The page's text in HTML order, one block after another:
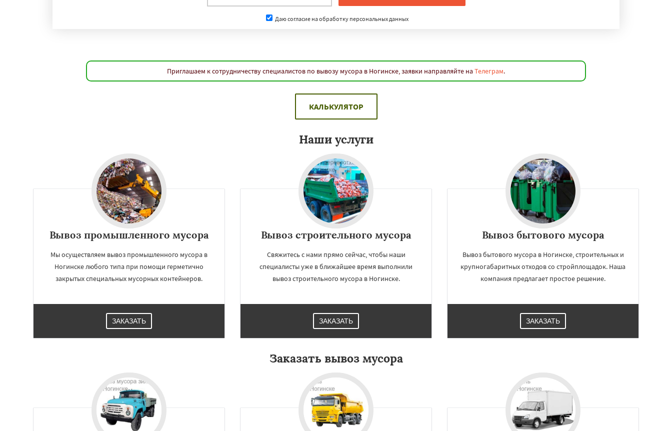
Даю согласие на обработку персональных данных
Приглашаем к сотрудничеству специалистов по вывозу мусора в Ногинске, заявки направляйте на Телеграм.
КАЛЬКУЛЯТОР
Наши услуги
Вывоз промышленного мусора
Мы осуществляем вывоз промышленного мусора в
Ногинске любого типа при помощи герметично
закрытых специальных мусорных контейнеров.
ЗАКАЗАТЬ
Вывоз строительного мусора
Свяжитесь с нами прямо сейчас, чтобы наши
специалисты уже в ближайшее время выполнили
вывоз строительного мусора в Ногинске.
ЗАКАЗАТЬ
Вывоз бытового мусора
Вывоз бытового мусора в Ногинске, строительных и
крупногабаритных отходов со стройплощадок. Наша
компания предлагает простое решение.
ЗАКАЗАТЬ
Заказать вывоз мусора